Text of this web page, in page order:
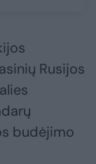
Rusijos
budėjimo